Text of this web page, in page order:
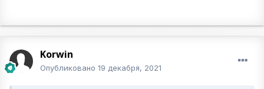
Korwin
Опубликовано 19 декабря, 2021